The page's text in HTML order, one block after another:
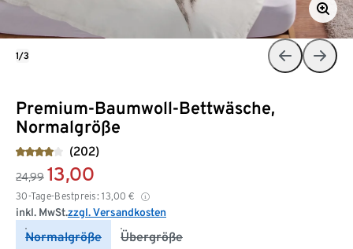
Premium-Baumwoll-Bettwäsche,
Normalgröße
(202)
24,99 13,00
30-Tage-Bestpreis: 13,00 €
inkl. MwSt.zzgl. Versandkosten
Normalgröße Übergröße
1/3